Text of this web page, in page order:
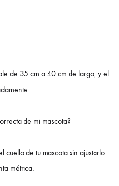
de 35 cm a 40 cm de largo, y el
de mi mascota?
cuello de tu mascota sin ajustarlo
métrica.